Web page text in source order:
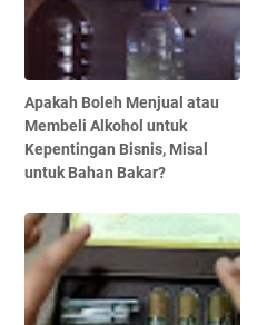
Apakah Boleh Menjual atau
Membeli Alkohol untuk
Kepentingan Bisnis, Misal
untuk Bahan Bakar?